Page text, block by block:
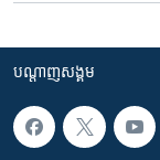
បណ្តាញ​សង្គម